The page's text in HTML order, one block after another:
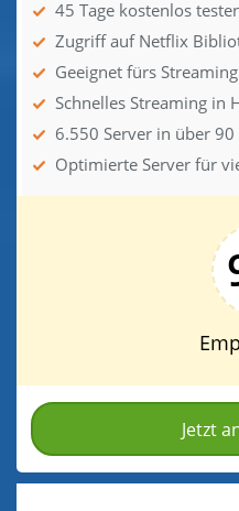
45 Tage kostenlos
Zugriff auf Netflix
Geeignet fürs Streaming
Schnelles Streaming in
6.550 Server in über 90
Optimierte Server für
Jetzt